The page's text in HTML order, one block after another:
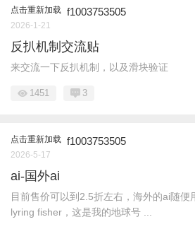
点击重新加载 f1003753505
2026-1-21
反扒机制交流贴
来交流一下反扒机制，以及滑块验证
1451 3
点击重新加载 f1003753505
2026-5-17
ai-国外ai
目前售价可以到2.5折左右，海外的ai随便
lyring fisher，这是我的地球号 ...